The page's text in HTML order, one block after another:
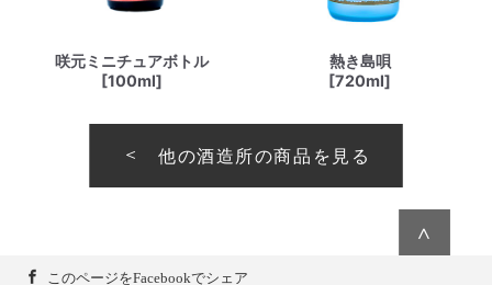
咲元ミニチュアボトル
[100ml]
熱き島唄
[720ml]
他の酒造所の商品を見る
∧
このページをFacebookでシェア